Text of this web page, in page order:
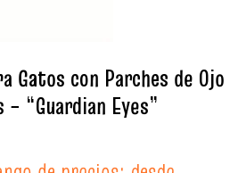
Gatos con Parches de Ojo
“Guardian Eyes”